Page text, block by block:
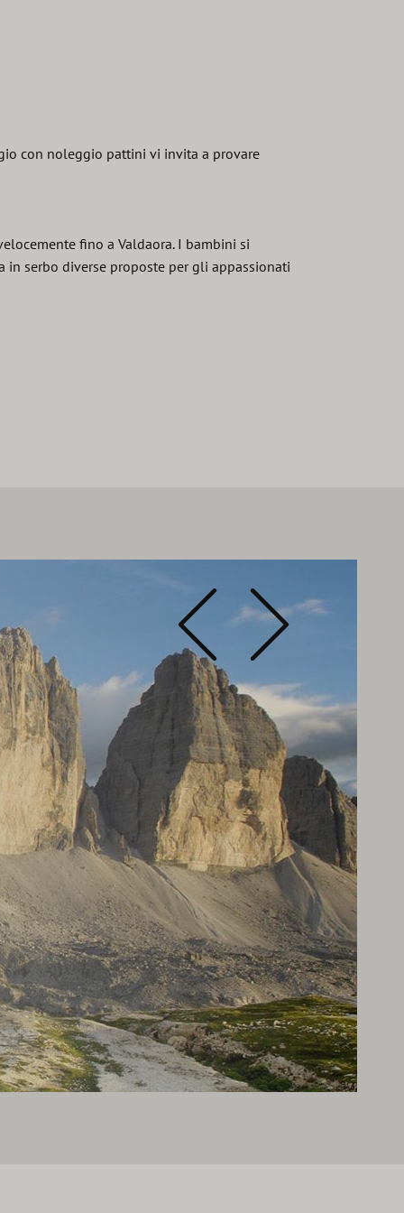
con noleggio pattini vi invita a provare
fino a Valdaora. I bambini si
in serbo diverse proposte per gli appassionati